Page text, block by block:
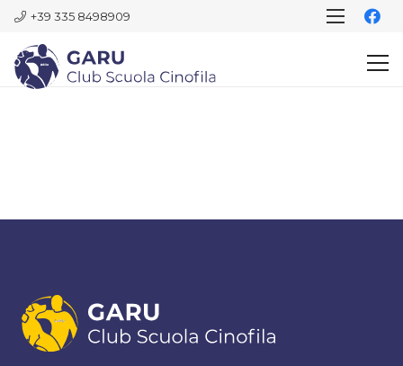
+39 335 8498909